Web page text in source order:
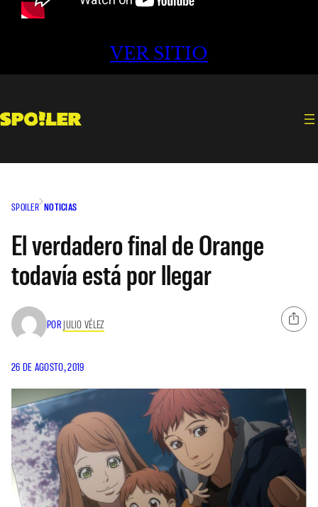
VER SITIO
SPOILER NOTICIAS
El verdadero final de Orange
todavía está por llegar
POR JULIO VÉLEZ
26 DE AGOSTO, 2019